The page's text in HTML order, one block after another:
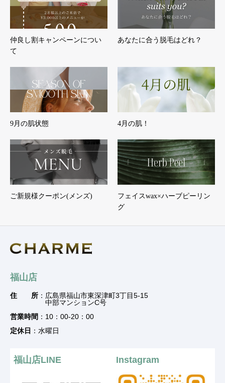
仲良し割キャンペーンについ
て
あなたに合う脱毛はどれ？
9月の肌状態 4月の肌！
ご新規様クーポン(メンズ)
フェイスwax×ハーブピーリン
グ
福山店
住 所 ：広島県福山市東深津町3丁目5-15
中部マンションC号
営業時間 ：10：00-20：00
定休日 ：水曜日
福山店LINE Instagram